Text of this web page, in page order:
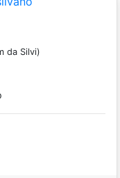
da Silvi)